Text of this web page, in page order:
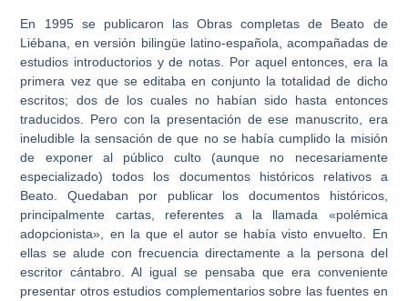
En 1995 se publicaron las Obras completas de Beato de
Liébana, en versión bilingüe latino-española, acompañadas de
estudios introductorios y de notas. Por aquel entonces, era la
primera vez que se editaba en conjunto la totalidad de dicho
escritos; dos de los cuales no habían sido hasta entonces
traducidos. Pero con la presentación de ese manuscrito, era
ineludible la sensación de que no se había cumplido la misión
de exponer al público culto (aunque no necesariamente
especializado) todos los documentos históricos relativos a
Beato. Quedaban por publicar los documentos históricos,
principalmente cartas, referentes a la llamada «polémica
adopcionista», en la que el autor se había visto envuelto. En
ellas se alude con frecuencia directamente a la persona del
escritor cántabro. Al igual se pensaba que era conveniente
presentar otros estudios complementarios sobre las fuentes en